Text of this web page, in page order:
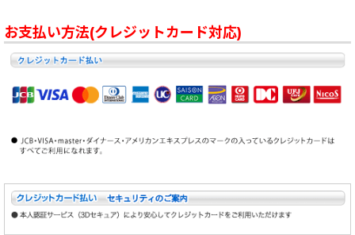
お支払い方法(クレジットカード対応)